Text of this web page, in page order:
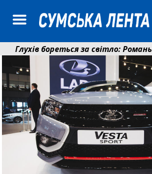
Глухів бореться за світло: Романько
Пенсійний фонд Сумщини спрямував